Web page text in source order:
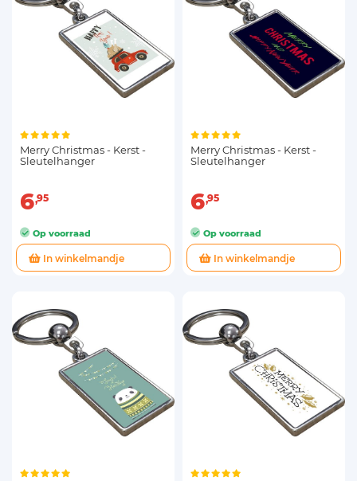
Merry Christmas - Kerst -
Sleutelhanger
6 95
Op voorraad
In winkelmandje
Merry Christmas - Kerst -
Sleutelhanger
6 95
Op voorraad
In winkelmandje